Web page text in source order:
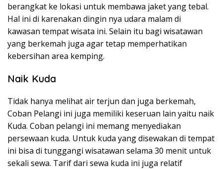
berangkat ke lokasi untuk membawa jaket yang tebal.
Hal ini di karenakan dingin nya udara malam di
kawasan tempat wisata ini. Selain itu bagi wisatawan
yang berkemah juga agar tetap memperhatikan
kebersihan area kemping.
Naik Kuda
Tidak hanya melihat air terjun dan juga berkemah,
Coban Pelangi ini juga memiliki keseruan lain yaitu naik
Kuda. Coban pelangi ini memang menyediakan
persewaan kuda. Untuk kuda yang disewakan di tempat
ini bisa di tunggangi wisatawan selama 30 menit untuk
sekali sewa. Tarif dari sewa kuda ini juga relatif